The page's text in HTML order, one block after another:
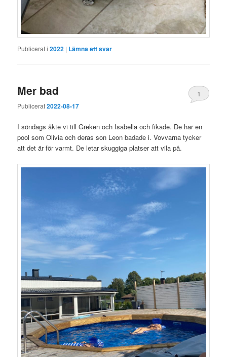
Publicerat i 2022 | Lämna ett svar
Mer bad
Publicerat2022-08-17
1
I söndags åkte vi till Greken och Isabella och fikade. De har en
pool som Olivia och deras son Leon badade i. Vovvarna tycker
att det är för varmt. De letar skuggiga platser att vila på.